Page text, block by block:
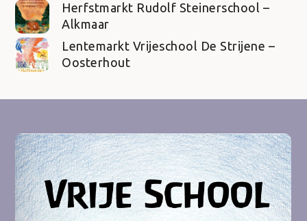
Herfstmarkt Rudolf Steinerschool –
Alkmaar
Lentemarkt Vrijeschool De Strijene –
Oosterhout